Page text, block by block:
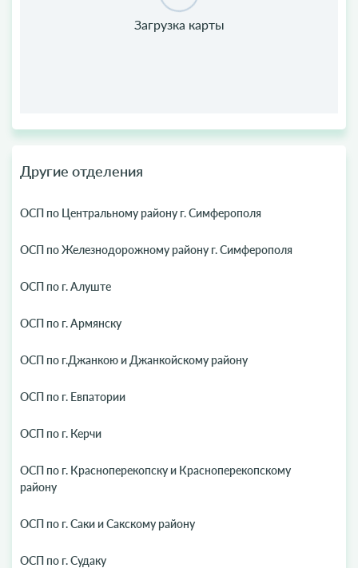
Другие отделения
ОСП по Центральному району г. Симферополя
ОСП по Железнодорожному району г. Симферополя
ОСП по г. Алуште
ОСП по г. Армянску
ОСП по г.Джанкою и Джанкойскому району
ОСП по г. Евпатории
ОСП по г. Керчи
ОСП по г. Красноперекопску и Красноперекопскому
району
ОСП по г. Саки и Сакскому району
ОСП по г. Судаку